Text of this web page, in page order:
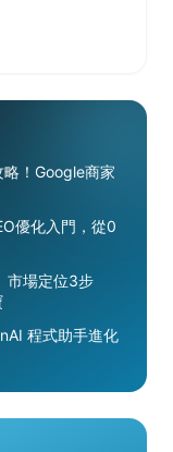
！Google商家
優化入門，從0
市場定位3步
程式助手進化